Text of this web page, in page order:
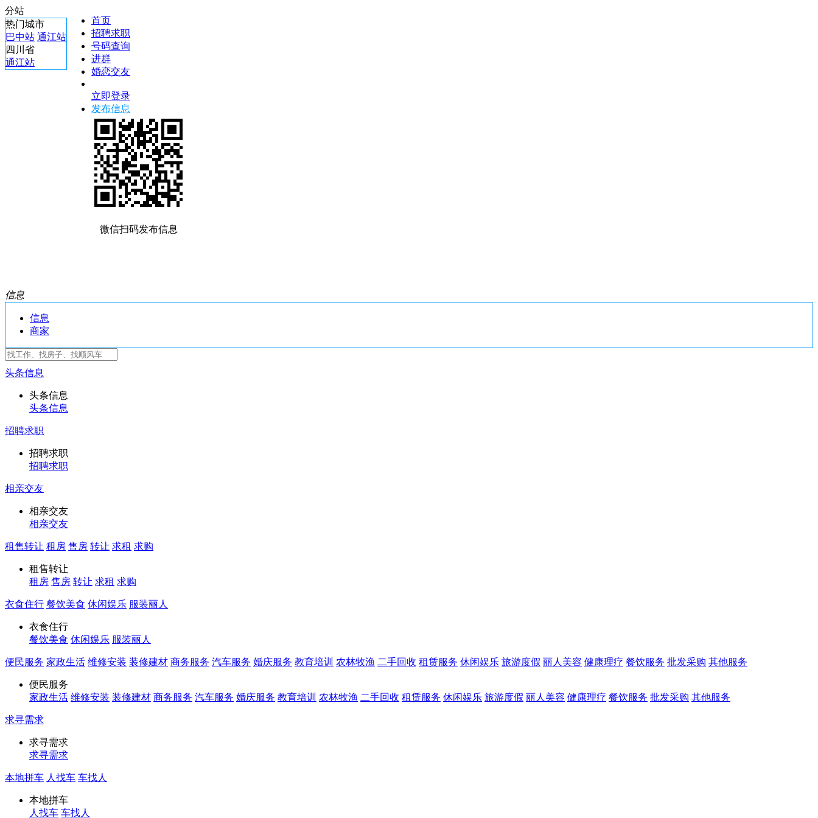
分站
热门城市
巴中站 通江站
四川省
通江站
首页
招聘求职
号码查询
进群
婚恋交友
立即登录
发布信息
微信扫码发布信息
信息
信息
商家
头条信息
头条信息
头条信息
招聘求职
招聘求职
招聘求职
相亲交友
相亲交友
相亲交友
租售转让 租房 售房 转让 求租 求购
租售转让
租房 售房 转让 求租 求购
衣食住行 餐饮美食 休闲娱乐 服装丽人
衣食住行
餐饮美食 休闲娱乐 服装丽人
便民服务 家政生活 维修安装 装修建材 商务服务 汽车服务 婚庆服务 教育培训 农林牧渔 二手回收 租赁服务 休闲娱乐 旅游度假 丽人美容 健康理疗 餐饮服务 批发采购 其他服务
便民服务
家政生活 维修安装 装修建材 商务服务 汽车服务 婚庆服务 教育培训 农林牧渔 二手回收 租赁服务 休闲娱乐 旅游度假 丽人美容 健康理疗 餐饮服务 批发采购 其他服务
求寻需求
求寻需求
求寻需求
本地拼车 人找车 车找人
本地拼车
人找车 车找人